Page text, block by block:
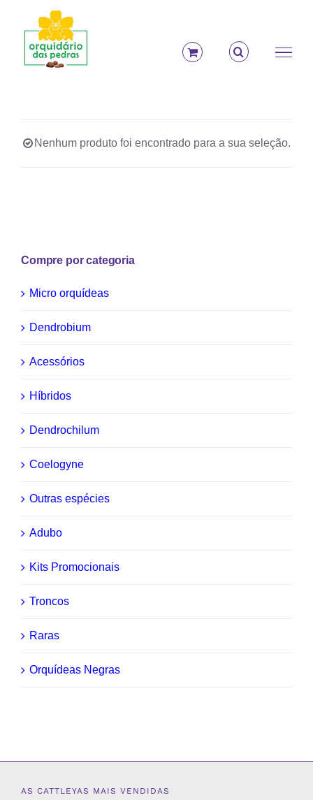
conteúdo
Nenhum produto foi encontrado para a sua seleção.
Compre por categoria
Micro orquídeas
Dendrobium
Acessórios
Híbridos
Dendrochilum
Coelogyne
Outras espécies
Adubo
Kits Promocionais
Troncos
Raras
Orquídeas Negras
AS CATTLEYAS MAIS VENDIDAS